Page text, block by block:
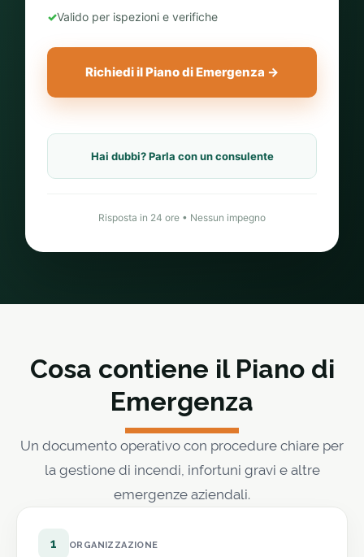
✓Valido per ispezioni e verifiche
Richiedi il Piano di Emergenza →
Hai dubbi? Parla con un consulente
Risposta in 24 ore • Nessun impegno
Cosa contiene il Piano di
Emergenza
Un documento operativo con procedure chiare per
la gestione di incendi, infortuni gravi e altre
emergenze aziendali.
1 ORGANIZZAZIONE